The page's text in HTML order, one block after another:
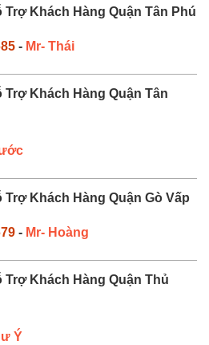
Trợ Khách Hàng Quận Tân Phú
- Mr- Thái
Trợ Khách Hàng Quận Tân
Trợ Khách Hàng Quận Gò Vấp
- Mr- Hoàng
Trợ Khách Hàng Quận Thủ
Ý